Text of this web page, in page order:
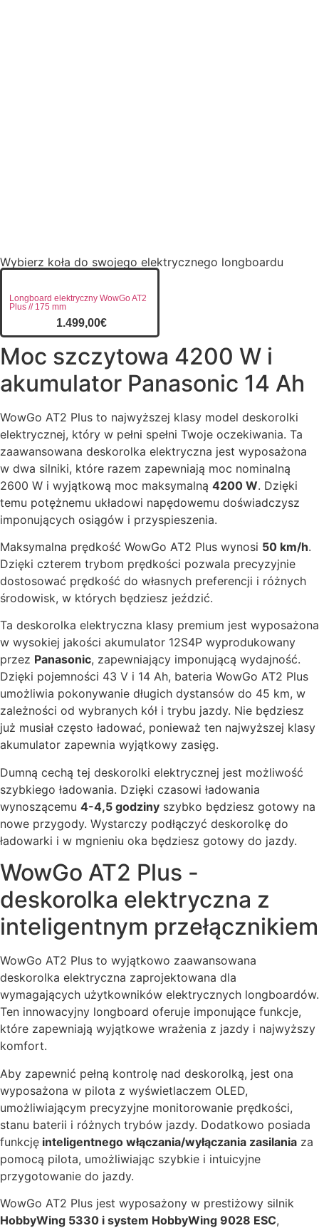
Wybierz koła do swojego elektrycznego longboardu
Longboard elektryczny WowGo AT2
Plus // 175 mm
1.499,00€
Moc szczytowa 4200 W i
akumulator Panasonic 14 Ah
WowGo AT2 Plus to najwyższej klasy model deskorolki
elektrycznej, który w pełni spełni Twoje oczekiwania. Ta
zaawansowana deskorolka elektryczna jest wyposażona
w dwa silniki, które razem zapewniają moc nominalną
2600 W i wyjątkową moc maksymalną 4200 W. Dzięki
temu potężnemu układowi napędowemu doświadczysz
imponujących osiągów i przyspieszenia.
Maksymalna prędkość WowGo AT2 Plus wynosi 50 km/h.
Dzięki czterem trybom prędkości pozwala precyzyjnie
dostosować prędkość do własnych preferencji i różnych
środowisk, w których będziesz jeździć.
Ta deskorolka elektryczna klasy premium jest wyposażona
w wysokiej jakości akumulator 12S4P wyprodukowany
przez Panasonic, zapewniający imponującą wydajność.
Dzięki pojemności 43 V i 14 Ah, bateria WowGo AT2 Plus
umożliwia pokonywanie długich dystansów do 45 km, w
zależności od wybranych kół i trybu jazdy. Nie będziesz
już musiał często ładować, ponieważ ten najwyższej klasy
akumulator zapewnia wyjątkowy zasięg.
Dumną cechą tej deskorolki elektrycznej jest możliwość
szybkiego ładowania. Dzięki czasowi ładowania
wynoszącemu 4-4,5 godziny szybko będziesz gotowy na
nowe przygody. Wystarczy podłączyć deskorolkę do
ładowarki i w mgnieniu oka będziesz gotowy do jazdy.
WowGo AT2 Plus -
deskorolka elektryczna z
inteligentnym przełącznikiem
WowGo AT2 Plus to wyjątkowo zaawansowana
deskorolka elektryczna zaprojektowana dla
wymagających użytkowników elektrycznych longboardów.
Ten innowacyjny longboard oferuje imponujące funkcje,
które zapewniają wyjątkowe wrażenia z jazdy i najwyższy
komfort.
Aby zapewnić pełną kontrolę nad deskorolką, jest ona
wyposażona w pilota z wyświetlaczem OLED,
umożliwiającym precyzyjne monitorowanie prędkości,
stanu baterii i różnych trybów jazdy. Dodatkowo posiada
funkcję inteligentnego włączania/wyłączania zasilania za
pomocą pilota, umożliwiając szybkie i intuicyjne
przygotowanie do jazdy.
WowGo AT2 Plus jest wyposażony w prestiżowy silnik
HobbyWing 5330 i system HobbyWing 9028 ESC,